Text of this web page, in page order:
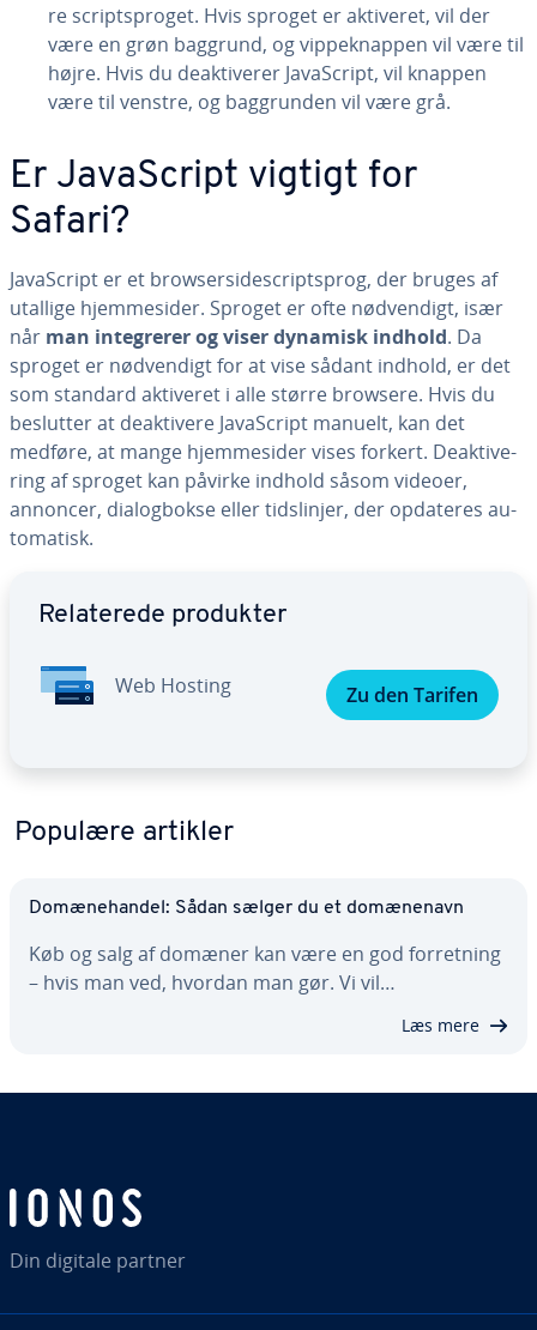
re scripts­pro­get. Hvis sproget er aktiveret, vil der
være en grøn baggrund, og vip­pek­nap­pen vil være til
højre. Hvis du de­ak­ti­ve­rer Ja­va­Script, vil knappen
være til venstre, og bag­grun­den vil være grå.
Er Ja­va­Script vigtigt for
Safari?
Ja­va­Script er et brow­ser­si­descript­s­prog, der bruges af
utallige hjem­mesi­der. Sproget er ofte nød­ven­digt, især
når man in­te­gre­rer og viser dynamisk indhold. Da
sproget er nød­ven­digt for at vise sådant indhold, er det
som standard aktiveret i alle større browsere. Hvis du
beslutter at de­ak­ti­ve­re Ja­va­Script manuelt, kan det
medføre, at mange hjem­mesi­der vises forkert. De­ak­ti­ve­
ring af sproget kan påvirke indhold såsom videoer,
annoncer, di­a­log­bok­se eller tids­linjer, der opdateres au­
to­ma­tisk.
Re­la­te­re­de produkter
Web Hosting Zu den Tarifen
Populære artikler
Do­mæ­ne­han­del: Sådan sælger du et do­mæ­ne­navn
Køb og salg af domæner kan være en god for­ret­ning
– hvis man ved, hvordan man gør. Vi vil…
Læs mere
Din digitale partner